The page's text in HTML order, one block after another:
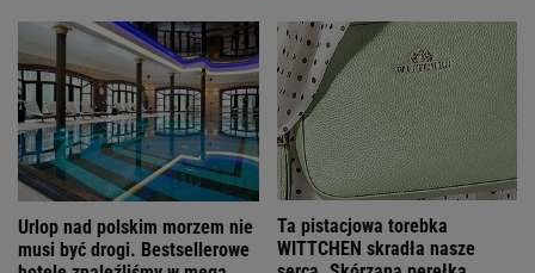
Urlop nad polskim morzem nie
musi być drogi. Bestsellerowe
Ta pistacjowa torebka
WITTCHEN skradła nasze